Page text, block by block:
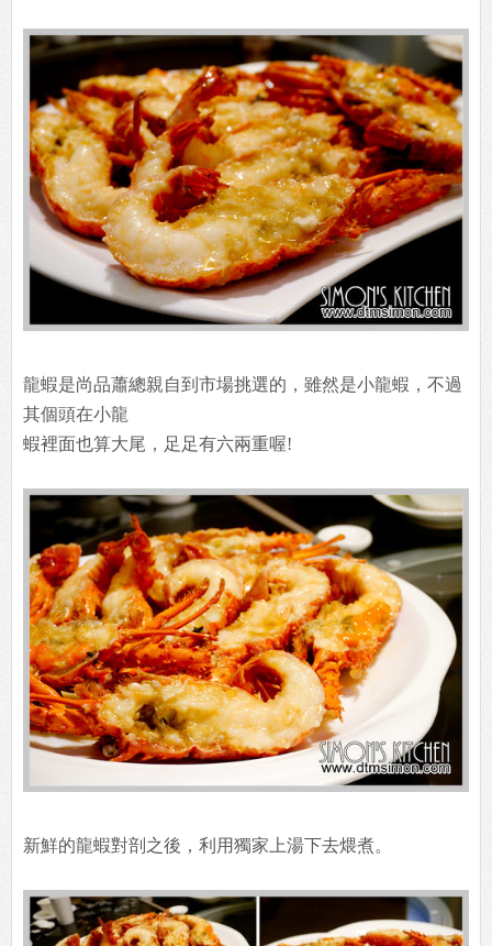
龍蝦是尚品蕭總親自到市場挑選的，雖然是小龍蝦，不過
其個頭在小龍
蝦裡面也算大尾，足足有六兩重喔!
新鮮的龍蝦對剖之後，利用獨家上湯下去煨煮。